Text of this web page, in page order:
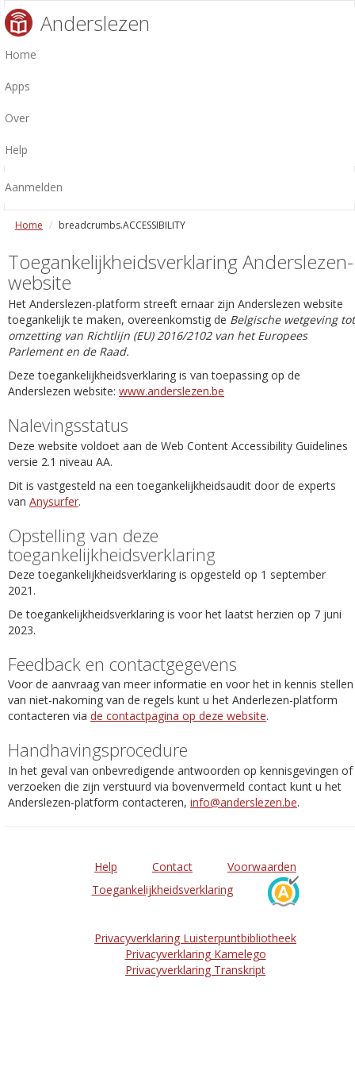
Anderslezen
Home
Apps
Over
Help
Aanmelden
Home breadcrumbs.ACCESSIBILITY
Toegankelijkheidsverklaring Anderslezen-
website
Het Anderslezen-platform streeft ernaar zijn Anderslezen website
toegankelijk te maken, overeenkomstig de Belgische wetgeving tot
omzetting van Richtlijn (EU) 2016/2102 van het Europees
Parlement en de Raad.
Deze toegankelijkheidsverklaring is van toepassing op de
Anderslezen website: www.anderslezen.be
Nalevingsstatus
Deze website voldoet aan de Web Content Accessibility Guidelines
versie 2.1 niveau AA.
Dit is vastgesteld na een toegankelijkheidsaudit door de experts
van Anysurfer.
Opstelling van deze
toegankelijkheidsverklaring
Deze toegankelijkheidsverklaring is opgesteld op 1 september
2021.
De toegankelijkheidsverklaring is voor het laatst herzien op 7 juni
2023.
Feedback en contactgegevens
Voor de aanvraag van meer informatie en voor het in kennis stellen
van niet-nakoming van de regels kunt u het Anderlezen-platform
contacteren via de contactpagina op deze website.
Handhavingsprocedure
In het geval van onbevredigende antwoorden op kennisgevingen of
verzoeken die zijn verstuurd via bovenvermeld contact kunt u het
Anderslezen-platform contacteren, info@anderslezen.be.
Help Contact
Voorwaarden
Toegankelijkheidsverklaring
Privacyverklaring Luisterpuntbibliotheek
Privacyverklaring Kamelego
Privacyverklaring Transkript